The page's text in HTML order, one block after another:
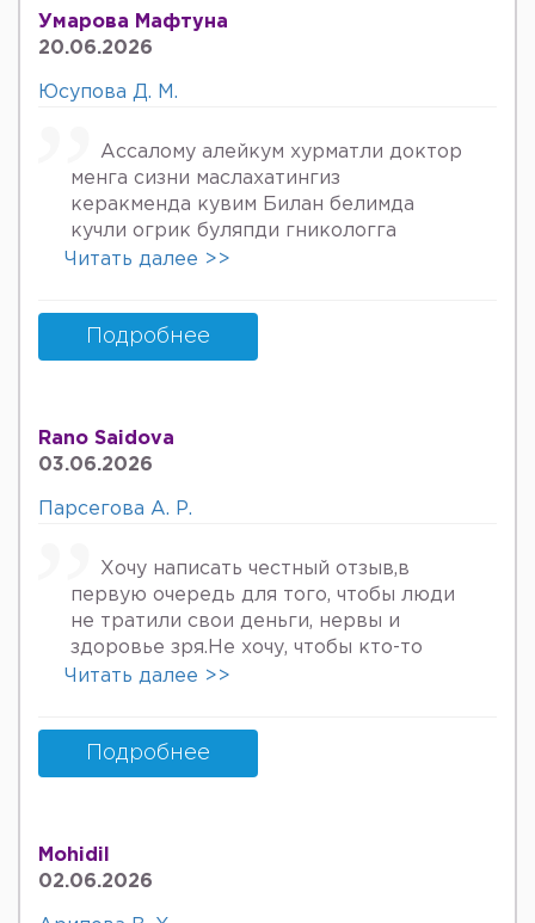
Умарова Мафтуна
20.06.2026
Юсупова Д. М.
Ассалому алейкум хурматли доктор
менга сизни маслахатингиз
керакменда кувим Билан белимда
кучли огрик буляпди гникологга
онкологов уролога хирурга учрадим
куйдирдик лекин фойдаси булмаяпди
охири вирус бормикин деган фикрга
келяпман шунинг учун хатто
Беринг 34га кирдим 3та фарзанди бор
хурмат Билан Мафтуна
Читать далее >>
Подробнее
Rano Saidova
03.06.2026
Парсегова А. Р.
Хочу написать честный отзыв,в
первую очередь для того, чтобы люди
не тратили свои деньги, нервы и
здоровье зря.Не хочу, чтобы кто-то
пережил то, что пережила я. Врач
врачебной этике и нормальном
человеческом отношении к людям.
Если хотите попасть в психбольницу
так унижать женщин, убивать в них
надежду, грубить и высокомерно
Читать далее >>
Подробнее
Mohidil
02.06.2026